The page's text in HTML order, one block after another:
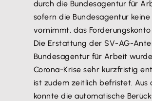
Abwandlung des Beispiels:
Die Nebentätigkeit wird
von Kurzarbeit ab dem 06.04.
Ergebnis: In diesem Fall sind die
von 400 EUR dem Ist-Entgelt
EUR + 400 EUR= 1.800 EUR.
Das ausgefallene Bruttoentgelt
(Bemessungsgrundlage für das
ab dem 24.06.2021 kein
abgerechnet werden, auch wenn das
Arbeitsverhältnis erst am 01.08.2021
durch die Bundesagentur für
sofern die Bundesagentur keine
vornimmt, das
Die Erstattung der SV-AG-
Bundesagentur für Arbeit
Corona-Krise sehr kurzfristig
ist zudem zeitlich befristet. Aus
konnte die automatische